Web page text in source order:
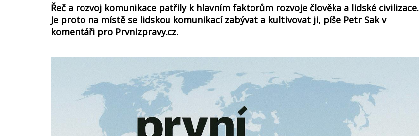
Řeč a rozvoj komunikace patřily k hlavním faktorům rozvoje člověka a lidské civilizace.
Je proto na místě se lidskou komunikací zabývat a kultivovat ji, píše Petr Sak v
komentáři pro Prvnizpravy.cz.